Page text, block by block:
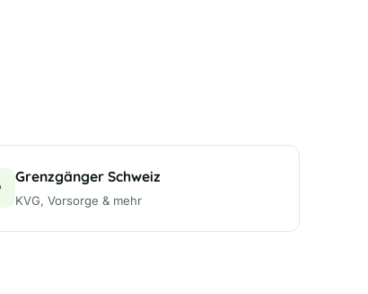
Grenzgänger Schweiz
KVG, Vorsorge & mehr